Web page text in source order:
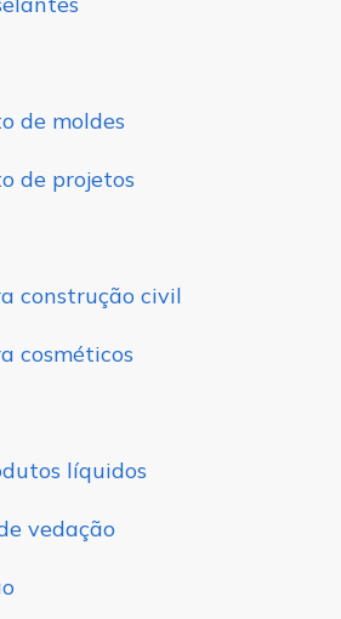
de moldes
de projetos
construção civil
cosméticos
líquidos
vedação